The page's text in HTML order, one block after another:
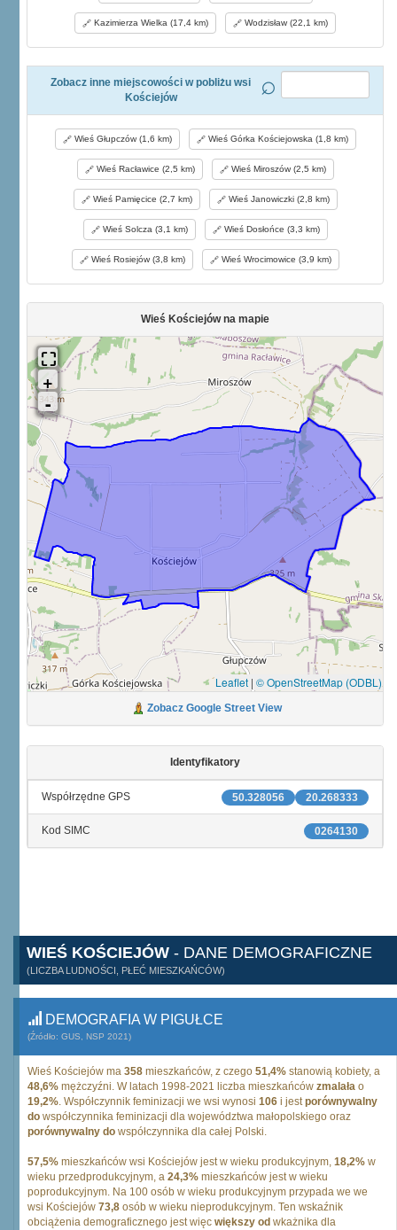
Kazimierza Wielka (17,4 km) Wodzisław (22,1 km)
Zobacz inne miejscowości w pobliżu wsi
Kościejów
Wieś Głupczów (1,6 km) Wieś Górka Kościejowska (1,8 km)
Wieś Racławice (2,5 km) Wieś Miroszów (2,5 km)
Wieś Pamięcice (2,7 km) Wieś Janowiczki (2,8 km)
Wieś Solcza (3,1 km) Wieś Dosłońce (3,3 km)
Wieś Rosiejów (3,8 km) Wieś Wrocimowice (3,9 km)
Wieś Kościejów na mapie
Leaflet | © OpenStreetMap (ODBL)
Zobacz Google Street View
Identyfikatory
20.268333
50.328056
Współrzędne GPS
0264130
Kod SIMC
WIEŚ KOŚCIEJÓW - DANE DEMOGRAFICZNE
(LICZBA LUDNOŚCI, PŁEĆ MIESZKAŃCÓW)
DEMOGRAFIA W PIGUŁCE
(Źródło: GUS, NSP 2021)
Wieś Kościejów ma 358 mieszkańców, z czego 51,4% stanowią kobiety, a
48,6% mężczyźni. W latach 1998-2021 liczba mieszkańców zmalała o
19,2%. Współczynnik feminizacji we wsi wynosi 106 i jestporównywalny
do współczynnika feminizacji dla województwa małopolskiego oraz
porównywalny do współczynnika dla całej Polski.
57,5% mieszkańców wsi Kościejów jest w wieku produkcyjnym, 18,2% w
wieku przedprodukcyjnym, a 24,3% mieszkańców jest w wieku
poprodukcyjnym. Na 100 osób w wieku produkcyjnym przypada we we
wsi Kościejów 73,8 osób w wieku nieprodukcyjnym. Ten wskaźnik
obciążenia demograficznego jest więc większy od wkażnika dla